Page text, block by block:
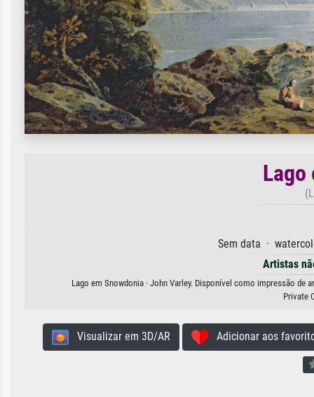
Lago
Sem data ·
Artistas
Lago em Snowdonia · John Varley. Disponível como impressão
Private
Visualizar em 3D/AR Adicionar aos